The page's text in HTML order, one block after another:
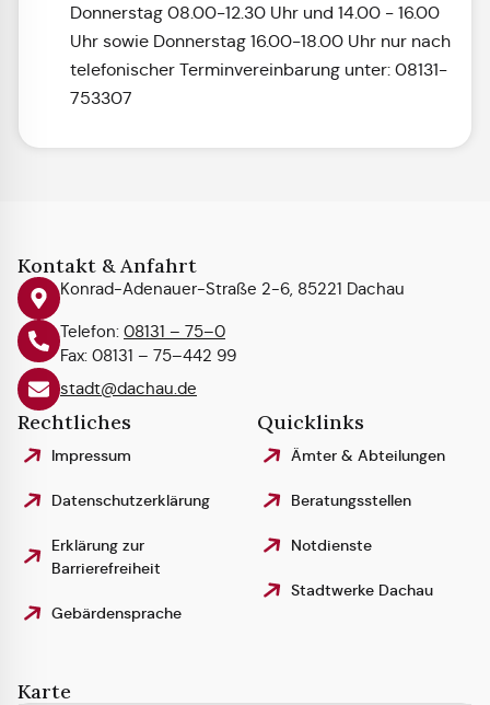
Donnerstag 08.00-12.30 Uhr und 14.00 - 16.00
Uhr sowie Donnerstag 16.00-18.00 Uhr nur nach
telefonischer Terminvereinbarung unter: 08131-
753307
Kontakt & Anfahrt
Konrad-Adenauer-Straße 2-6, 85221 Dachau
Telefon: 08131 – 75–0
Fax: 08131 – 75–442 99
stadt@dachau.de
Rechtliches
Impressum
Datenschutzerklärung
Erklärung zur
Barrierefreiheit
Gebärdensprache
Quicklinks
Ämter & Abteilungen
Beratungsstellen
Notdienste
Stadtwerke Dachau
Karte